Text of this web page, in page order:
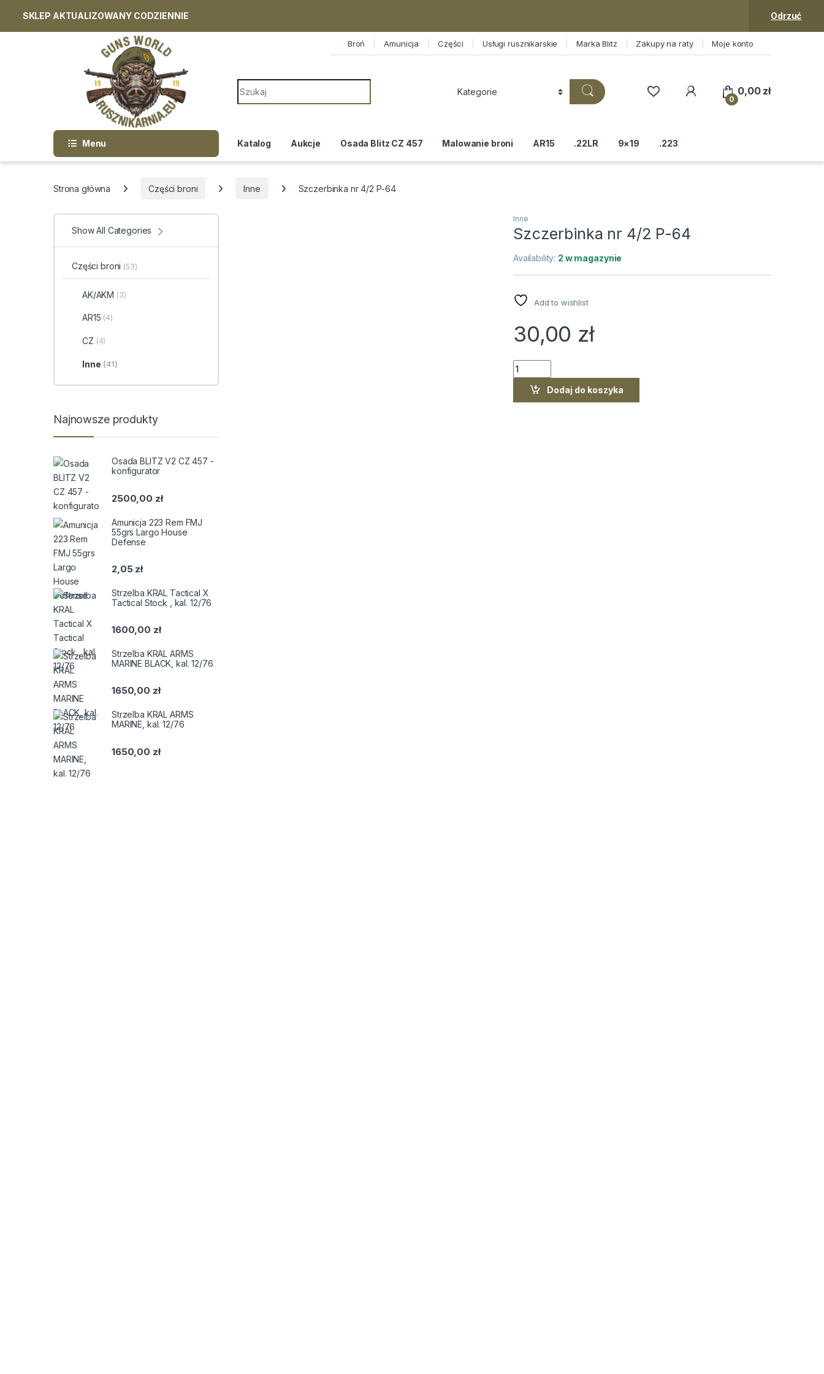
SKLEP AKTUALIZOWANY CODZIENNIE Odrzuć
Broń Amunicja Części Usługi rusznikarskie Marka Blitz Zakupy na raty Moje konto
Search for:
0
0,00 zł
Menu Katalog Aukcje Osada Blitz CZ 457 Malowanie broni AR15 .22LR 9×19 .223
Strona główna Części broni Inne Szczerbinka nr 4/2 P-64
Inne
Szczerbinka nr 4/2 P-64
Availability: 2 w magazynie
Add to wishlist
30,00 zł
Szczerbinka nr 4/2 P-64 quantity
Dodaj do koszyka
Show All Categories
Części broni (53)
AK/AKM (3)
AR15 (4)
CZ (4)
Inne (41)
Najnowsze produkty
Osada BLITZ V2 CZ 457 -
konfigurator
2500,00 zł
Amunicja 223 Rem FMJ
55grs Largo House
Defense
2,05 zł
Strzelba KRAL Tactical X
Tactical Stock , kal. 12/76
1600,00 zł
Strzelba KRAL ARMS
MARINE BLACK, kal. 12/76
1650,00 zł
Strzelba KRAL ARMS
MARINE, kal. 12/76
1650,00 zł